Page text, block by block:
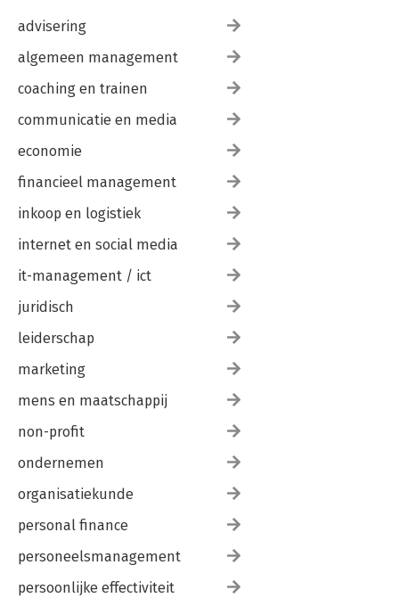
advisering
algemeen management
coaching en trainen
communicatie en media
economie
financieel management
inkoop en logistiek
internet en social media
it-management / ict
juridisch
leiderschap
marketing
mens en maatschappij
non-profit
ondernemen
organisatiekunde
personal finance
personeelsmanagement
persoonlijke effectiviteit